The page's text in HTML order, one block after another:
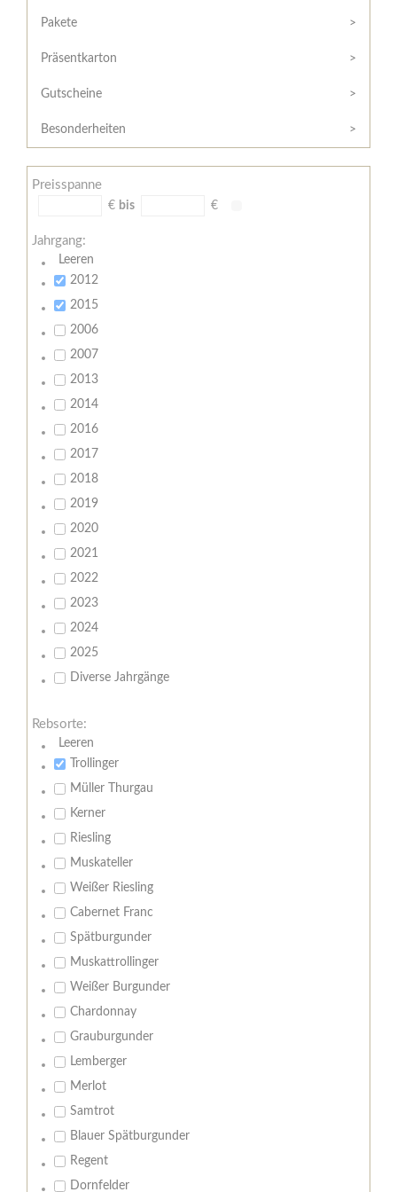
/
Widerrufsformular
AGB
Zahlungsbedingungen
Meine
Pakete
Präsentkarton
Gutscheine
Besonderheiten
Preisspanne
€ bis €
Jahrgang:
Leeren
2012
2015
2006
2007
2013
2014
2016
2017
2018
2019
2020
2021
2022
2023
2024
2025
Diverse Jahrgänge
Rebsorte:
Leeren
Trollinger
Müller Thurgau
Kerner
Riesling
Muskateller
Weißer Riesling
Cabernet Franc
Spätburgunder
Muskattrollinger
Weißer Burgunder
Chardonnay
Grauburgunder
Lemberger
Merlot
Samtrot
Blauer Spätburgunder
Regent
Dornfelder